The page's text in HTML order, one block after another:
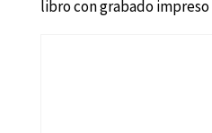
libro con grabado impreso